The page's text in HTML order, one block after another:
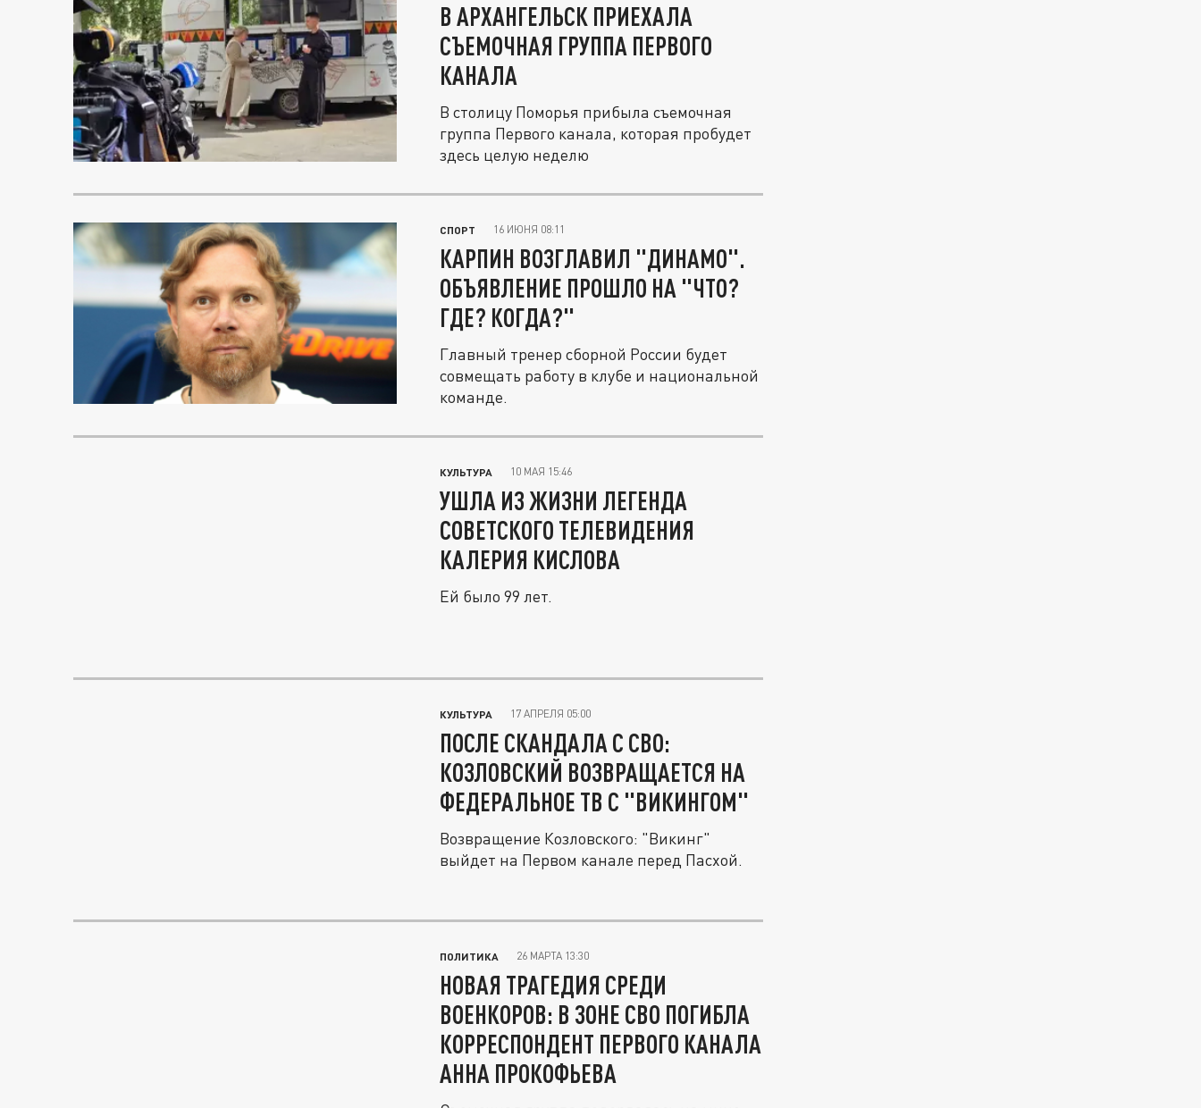
В АРХАНГЕЛЬСК ПРИЕХАЛА
СЪЕМОЧНАЯ ГРУППА ПЕРВОГО
КАНАЛА
В столицу Поморья прибыла съемочная
группа Первого канала, которая пробудет
здесь целую неделю
СПОРТ 16 ИЮНЯ 08:11
КАРПИН ВОЗГЛАВИЛ "ДИНАМО".
ОБЪЯВЛЕНИЕ ПРОШЛО НА "ЧТО?
ГДЕ? КОГДА?"
Главный тренер сборной России будет
совмещать работу в клубе и национальной
команде.
КУЛЬТУРА 10 МАЯ 15:46
УШЛА ИЗ ЖИЗНИ ЛЕГЕНДА
СОВЕТСКОГО ТЕЛЕВИДЕНИЯ
КАЛЕРИЯ КИСЛОВА
Ей было 99 лет.
КУЛЬТУРА 17 АПРЕЛЯ 05:00
ПОСЛЕ СКАНДАЛА С СВО:
КОЗЛОВСКИЙ ВОЗВРАЩАЕТСЯ НА
ФЕДЕРАЛЬНОЕ ТВ С "ВИКИНГОМ"
Возвращение Козловского: "Викинг"
выйдет на Первом канале перед Пасхой.
ПОЛИТИКА 26 МАРТА 13:30
НОВАЯ ТРАГЕДИЯ СРЕДИ
ВОЕНКОРОВ: В ЗОНЕ СВО ПОГИБЛА
КОРРЕСПОНДЕНТ ПЕРВОГО КАНАЛА
АННА ПРОКОФЬЕВА